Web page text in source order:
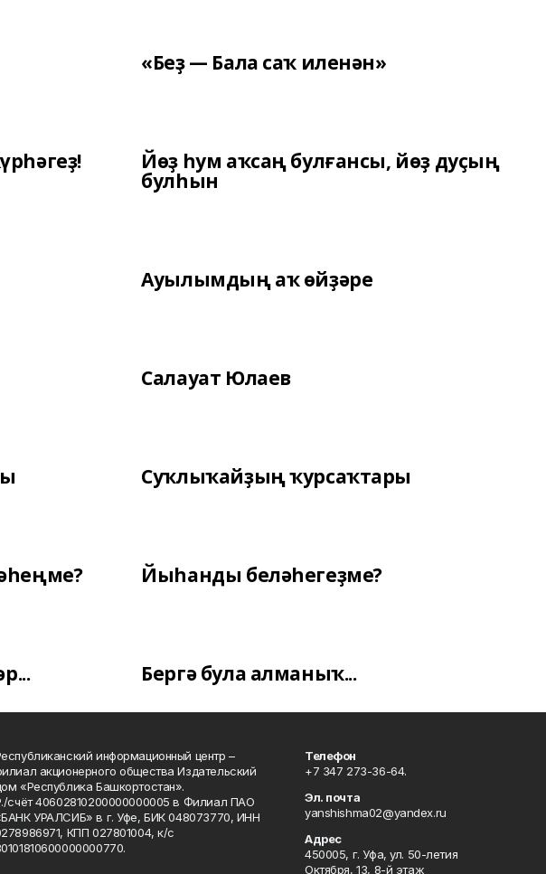
«Беҙ — Бала саҡ иленән»
Йөҙ һум аҡсаң булғансы, йөҙ дуҫың
булһын
Ауылымдың аҡ өйҙәре
Салауат Юлаев
Суҡлыҡайҙың ҡурсаҡтары
Йыһанды беләһегеҙме?
Бергә була алманыҡ...
информационный центр –
акционерного общества Издательский
«Республика Башкортостан».
счёт 40602810200000000005 в Филиал ПАО
УРАЛСИБ» в г. Уфе, БИК 048073770, ИНН
КПП 027801004, к/с
Телефон
+7 347 273-36-64.
Эл. почта
yanshishma02@yandex.ru
Адрес
450005, г. Уфа, ул. 50-летия
Октября, 13, 8-й этаж